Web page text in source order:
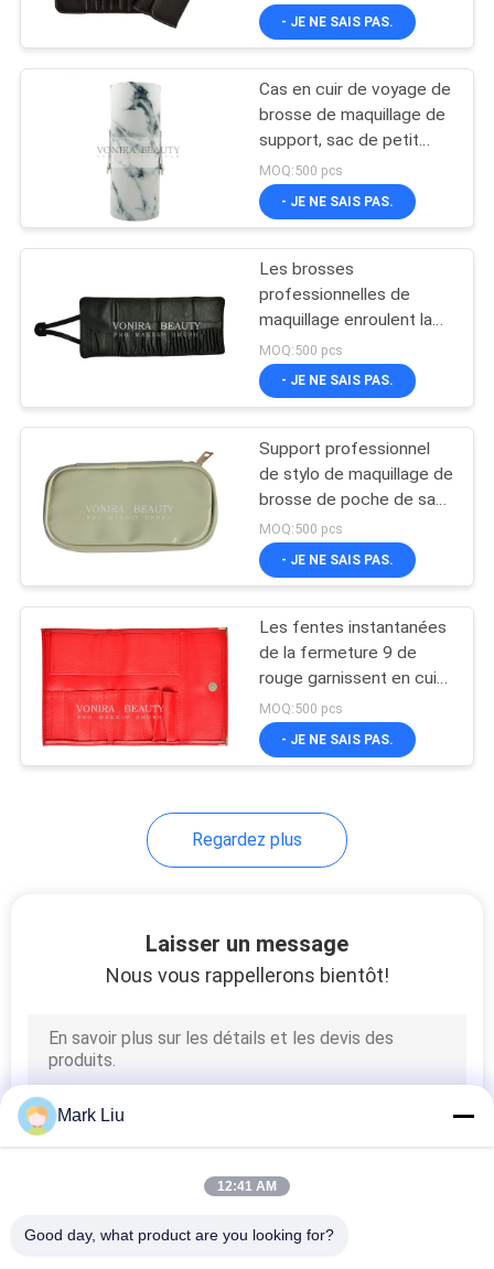
en cuir populaire de
support
- JE NE SAIS PAS.
Cas en cuir de voyage de
brosse de maquillage de
support, sac de petit
pain de brosse de
maquillage
MOQ:500 pcs
- JE NE SAIS PAS.
Les brosses
professionnelles de
maquillage enroulent la
poche pour des tailles
cosmétiques de l'outil 2
de voyage et de support
MOQ:500 pcs
- JE NE SAIS PAS.
Support professionnel
de stylo de maquillage de
brosse de poche de sac
d'outil de cas
cosmétique portatif de
stockage
MOQ:500 pcs
- JE NE SAIS PAS.
Les fentes instantanées
de la fermeture 9 de
rouge garnissent en cuir
le sac d'outillage de
cosmétiques de beauté
de petit pain de brosse
MOQ:500 pcs
- JE NE SAIS PAS.
Regardez plus
Laisser un message
Nous vous rappellerons bientôt!
Mark Liu
12:41 AM
Good day, what product are you looking for?